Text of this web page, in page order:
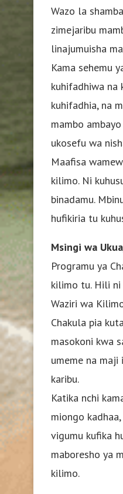
Wazo la
zimejaribu
linajumuisha
Kama sehemu
kuhifadhiwa na
kuhifadhia, na
mambo
ukosefu wa
Maafisa
kilimo. Ni
binadamu.
hufikiria tu
Msingi wa
Programu ya
kilimo tu. Hili ni
Waziri wa
Chakula pia
masokoni kwa
umeme na
karibu.
Katika nchi
miongo
vigumu kufika
maboresho ya
kilimo.